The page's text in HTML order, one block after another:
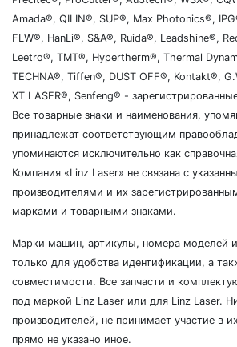
Amada®, QILIN®, SUP®, Max Photonics®,
FLW®, HanLi®, S&A®, Ruida®, Leadshine®,
Leetro®, TMT®, Hypertherm®, Thermal
TECHNA®, Tiffen®, DUST OFF®, Kontakt®,
XT LASER®, Senfeng® -
Все товарные знаки и наименования,
принадлежат соответствующим
упоминаются исключительно как
Компания «Linz Laser» не связана с
производителями и их
марками и товарными знаками.
Марки машин, артикулы, номера моделей
только для удобства идентификации, а
совместимости. Все запчасти и
под маркой Linz Laser или для Linz Laser.
производителей, не принимает участие в
прямо не указано иное.